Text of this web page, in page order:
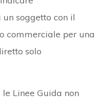
soggetto con il
commerciale per una
solo
Linee Guida non